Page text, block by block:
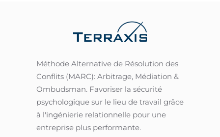
Méthode Alternative de Résolution des
Conflits (MARC): Arbitrage, Médiation &
Ombudsman. Favoriser la sécurité
psychologique sur le lieu de travail grâce
à l'ingénierie relationnelle pour une
entreprise plus performante.